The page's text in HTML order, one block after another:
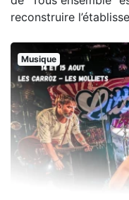
reconstruire
Musique